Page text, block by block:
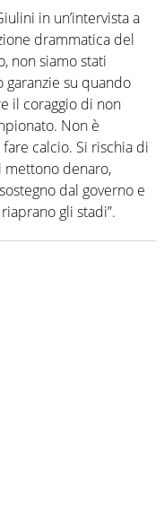
in un’intervista a
drammatica del
non siamo stati
su quando
il coraggio di non
Non è
calcio. Si rischia di
denaro,
dal governo e
gli stadi”.